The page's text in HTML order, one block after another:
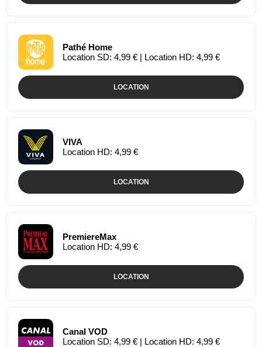
Pathé Home
Location SD: 4,99 € | Location HD: 4,99 €
LOCATION
VIVA
Location HD: 4,99 €
LOCATION
PremiereMax
Location HD: 4,99 €
LOCATION
Canal VOD
Location SD: 4,99 € | Location HD: 4,99 €